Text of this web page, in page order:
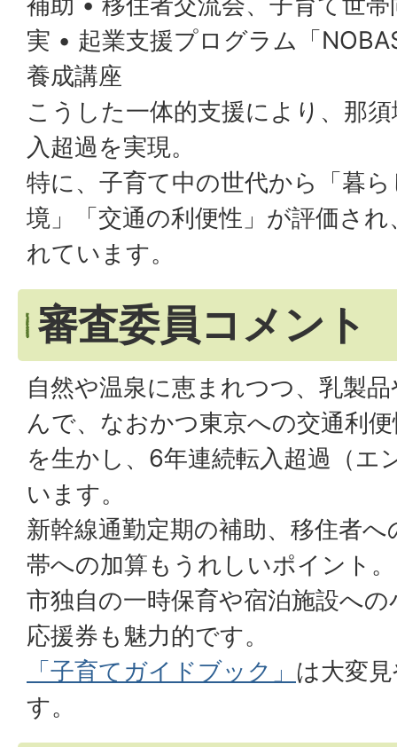
実 • 起業支援プログラム「
養成講座
こうした一体的支援により、那
入超過を実現。
特に、子育て中の世代から「暮
境」「交通の利便性」が評価さ
れています。
審査委員コメント
自然や温泉に恵まれつつ、乳製
んで、なおかつ東京への交通利
を生かし、6年連続転入超過（エ
います。
新幹線通勤定期の補助、移住者
帯への加算もうれしいポイント。
市独自の一時保育や宿泊施設へ
応援券も魅力的です。
「子育てガイドブック」 は大変
す。